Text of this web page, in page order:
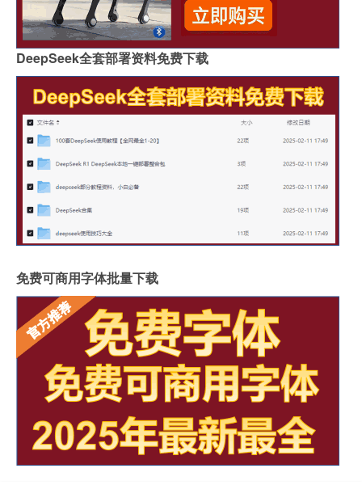
DeepSeek全套部署资料免费下载
免费可商用字体批量下载